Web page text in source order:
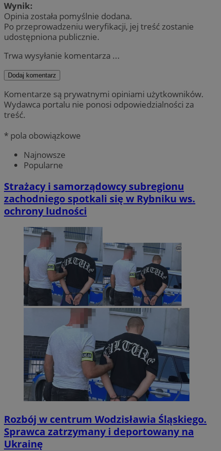
Wynik:
Opinia została pomyślnie dodana.
Po przeprowadzeniu weryfikacji, jej treść zostanie
udostępniona publicznie.
Trwa wysyłanie komentarza ...
Dodaj komentarz
Komentarze są prywatnymi opiniami użytkowników.
Wydawca portalu nie ponosi odpowiedzialności za
treść.
* pola obowiązkowe
Najnowsze
Popularne
Strażacy i samorządowcy subregionu
zachodniego spotkali się w Rybniku ws.
ochrony ludności
Rozbój w centrum Wodzisławia Śląskiego.
Sprawca zatrzymany i deportowany na
Ukrainę